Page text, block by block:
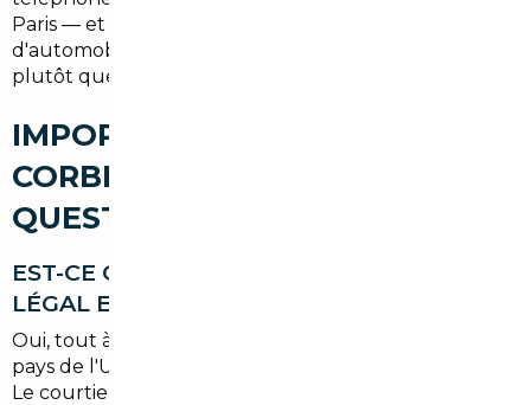
Paris — et découvrez pourquoi de plus en plus
d'automobilistes de l'Essonne choisissent l'import
plutôt que la concession.
IMPORT DE VOITURE À
CORBEIL-ESSONNES : VOS
QUESTIONS
EST-CE QUE L'IMPORT AUTOMOBILE EST
LÉGAL EN FRANCE ?
Oui, tout à fait. L'achat d'un véhicule dans un autre
pays de l'Union européenne est parfaitement légal.
Le courtier se charge de l'immatriculation française,